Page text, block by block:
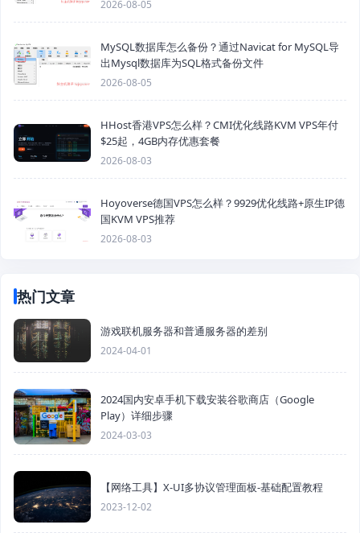
2026-08-05
MySQL数据库怎么备份？通过Navicat for MySQL导
出Mysql数据库为SQL格式备份文件
2026-08-05
HHost香港VPS怎么样？CMI优化线路KVM VPS年付
$25起，4GB内存优惠套餐
2026-08-03
Hoyoverse德国VPS怎么样？9929优化线路+原生IP德
国KVM VPS推荐
2026-08-03
热门文章
游戏联机服务器和普通服务器的差别
2024-04-01
2024国内安卓手机下载安装谷歌商店（Google
Play）详细步骤
2024-03-03
【网络工具】X-UI多协议管理面板-基础配置教程
2023-12-02